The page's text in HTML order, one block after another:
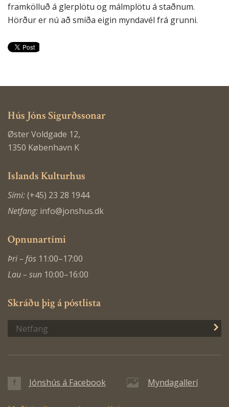
framkölluð á glerplötu og málmplötu á staðnum.
Hörður er nú að smíða eigin myndavél frá grunni.
Hús Jóns Sigurðssonar
Øster Voldgade 12,
1350 København K
Islands Kulturhus
Sími:(+45) 23 28 1944
Netfang: info@jonshus.dk
Opnunartími
Þri – fös 11:00–17:00
Lau – sun 10:00–16:00
Skráðu þig á póstlista
Jónshús á Facebook Myndagallerí